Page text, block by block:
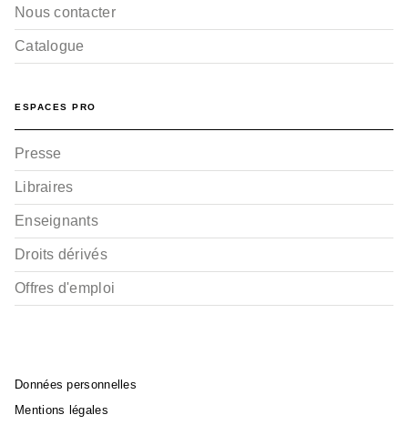
Nous contacter
Catalogue
ESPACES PRO
Presse
Libraires
Enseignants
Droits dérivés
Offres d'emploi
Données personnelles
Mentions légales